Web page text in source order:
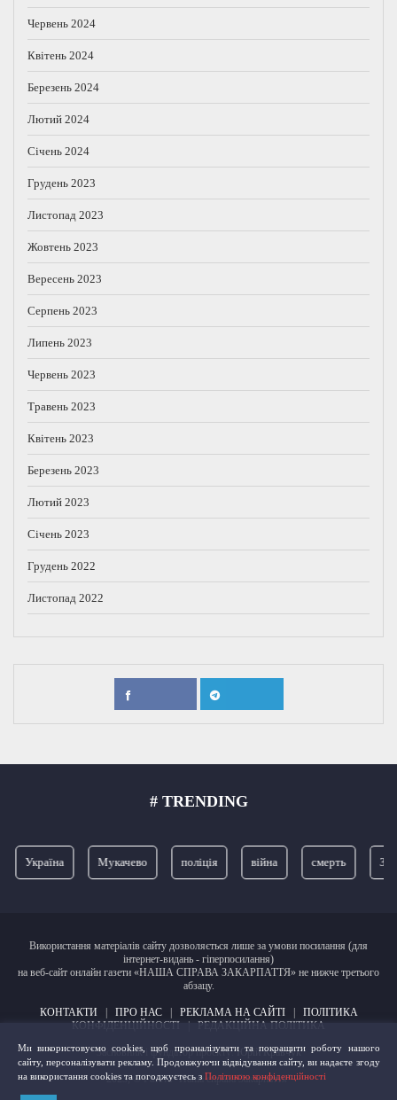
Червень 2024
Квітень 2024
Березень 2024
Лютий 2024
Січень 2024
Грудень 2023
Листопад 2023
Жовтень 2023
Вересень 2023
Серпень 2023
Липень 2023
Червень 2023
Травень 2023
Квітень 2023
Березень 2023
Лютий 2023
Січень 2023
Грудень 2022
Листопад 2022
# TRENDING
Україна Мукачево поліція війна смерть ЗСУ
Використання матеріалів сайту дозволяється лише за умови посилання (для
інтернет-видань - гіперпосилання)
на веб-сайт онлайн газети «НАША СПРАВА ЗАКАРПАТТЯ» не нижче третього
абзацу.
КОНТАКТИ| ПРО НАС| РЕКЛАМА НА САЙТІ| ПОЛІТИКА
КОНФІДЕНЦІЙНОСТІ | РЕДАКЦІЙНА ПОЛІТИКА
Засновник і фундатор проєкту:Юрій Кравчук
2023, © Газета "Наша справа Закарпаття"
Ми використовуємо cookies, щоб проаналізувати та покращити роботу нашого
сайту, персоналізувати рекламу. Продовжуючи відвідування сайту, ви надаєте згоду
на використання cookies та погоджуєтесь з Політикою конфіденційності